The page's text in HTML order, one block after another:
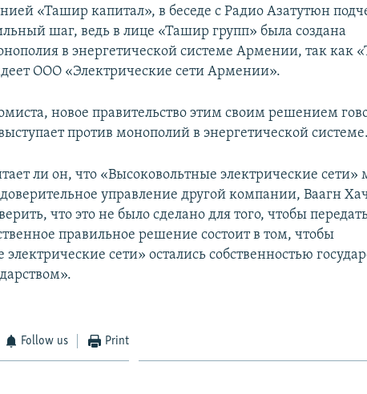
«Ташир капитал», в беседе с Радио Азатутюн
шаг, ведь в лице «Ташир групп» была создана
в энергетической системе Армении, так как
ООО «Электрические сети Армении».
новое правительство этим своим решением
против монополий в энергетической системе.
ли он, что «Высоковольтные электрические сети»
управление другой компании, Ваагн
что это не было сделано для того, чтобы
правильное решение состоит в том, чтобы
сети» остались собственностью
Follow us Print